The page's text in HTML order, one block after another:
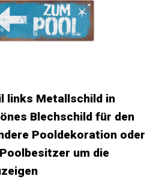
links Metallschild in
Blechschild für den
Pooldekoration oder
um die